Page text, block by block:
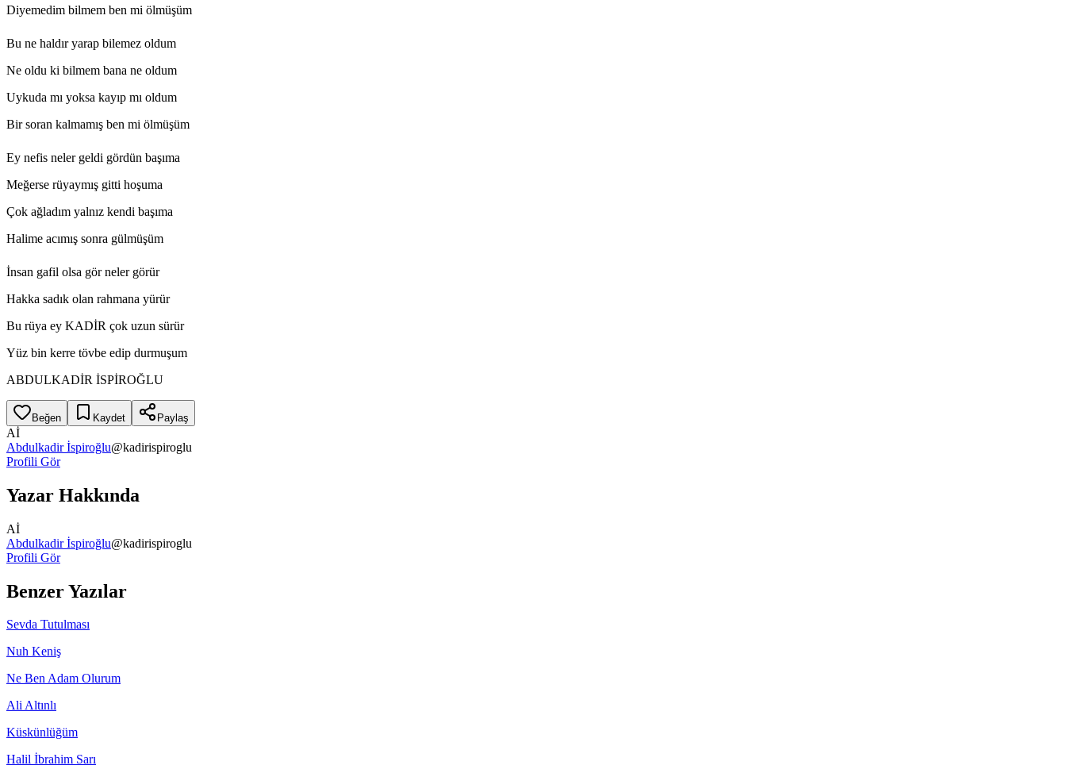
Diyemedim bilmem ben mi ölmüşüm
Bu ne haldır yarap bilemez oldum
Ne oldu ki bilmem bana ne oldum
Uykuda mı yoksa kayıp mı oldum
Bir soran kalmamış ben mi ölmüşüm
Ey nefis neler geldi gördün başıma
Meğerse rüyaymış gitti hoşuma
Çok ağladım yalnız kendi başıma
Halime acımış sonra gülmüşüm
İnsan gafil olsa gör neler görür
Hakka sadık olan rahmana yürür
Bu rüya ey KADİR çok uzun sürür
Yüz bin kerre tövbe edip durmuşum
ABDULKADİR İSPİROĞLU
Beğen Kaydet Paylaş
Aİ
Abdulkadir İspiroğlu@kadirispiroglu
Profili Gör
Yazar Hakkında
Aİ
Abdulkadir İspiroğlu@kadirispiroglu
Profili Gör
Benzer Yazılar
Sevda Tutulması
Nuh Keniş
Ne Ben Adam Olurum
Ali Altınlı
Küskünlüğüm
Halil İbrahim Sarı